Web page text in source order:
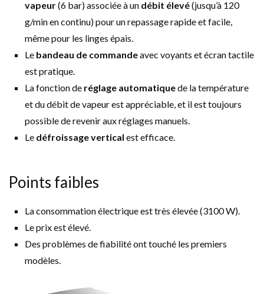
vapeur(6 bar) associée à un débit élevé(jusqu’à 120
g/min en continu) pour un repassage rapide et facile,
même pour les linges épais.
Le bandeau de commandeavec voyants et écran tactile
est pratique.
La fonction de réglage automatiquede la température
et du débit de vapeur est appréciable, et il est toujours
possible de revenir aux réglages manuels.
Le défroissage vertical est efficace.
Points faibles
La consommation électrique est très élevée (3100 W).
Le prix est élevé.
Des problèmes de fiabilité ont touché les premiers
modèles.